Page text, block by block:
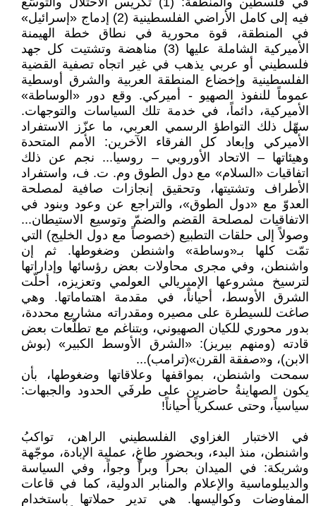
فيه إلى كامل الأراضي الفلسطينية (2) إدماج «إسرائيل»
في المنطقة، قوة محورية في نطاق خطة الهيمنة
الأميركية الشاملة عليها (3) مناهضة وتشتيت كل جهد
فلسطيني أو عربي يذهب في غير اتجاه تصفية القضية
الفلسطينية وإخضاع المنطقة العربية والشرق أوسطية
عموماً للنفوذ الصهيو - أميركي. وقع دور «الوساطة»
الأميركية، دائماً، في خدمة تلك السياسات والتوجهات.
سهّل ذلك التواطؤ الرسمي العربي، ما عزّز الاستفراد
الأميركي وإبعاد كل الفرقاء الآخرين: الأمم المتحدة
وهيئاتها – الاتحاد الأوروبي – روسيا... نجم عن ذلك
اتفاقيات «السلام» مع دول الطوق وم. ت. ف، واستفراد
الأطراف وتشتيتها، وتحقيق إنجازات صافية لمصلحة
العدوّ مع «دول الطوق»، والتراجع عن وعود وبنود في
الاتفاقيات لمصلحة القضم والضمّ وتوسيع الاستيطان...
وصولاً إلى حلقات التطبيع (خصوصاً مع دول الخليج) التي
تمّت كلها بـ«وساطة» واشنطن وضغوطها. ثم إن
واشنطن، وفي مجرى محاولات بعض رؤسائها وإداراتها
لترسيخ مشروعها الإمبريالي العولمي وتعزيزه، أحلّت
الشرق الأوسط، أحياناً، في مقدمة اهتماماتها. وهي
صاغت للسيطرة على مصيره ومقدراته مشاريع محددة،
بدور محوري للكيان الصهيوني، وبتناغم مع تطلّعات بعض
قادته (ومنهم بيريز): «الشرق الأوسط الكبير» (بوش
الابن)، و«صفقة القرن»(ترامب)...
سمحت واشنطن، بمواقفها وعلاقاتها وضغوطها، بأن
يكون الصهاينةُ حاضرين على طرفَي الحدود والجبهات:
سياسياً، وحتى عسكرياً أحياناً!
في الاختبار الغزاوي الفلسطيني الراهن، تواكبُ
واشنطن، منذ البدء، وبحضور طاغٍ، عملية الإبادة، موجّهة
وشريكة: في الميدان بحراً وبراً وجواً، وفي السياسة
والديبلوماسية والإعلام والمنابر الدولية، كما في قاعات
المفاوضات وكواليسها. هي تدير حملاتها باستخدام